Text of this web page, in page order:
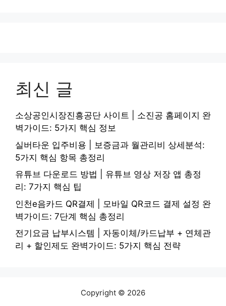
최신 글
소상공인시장진흥공단 사이트 | 소진공 홈페이지 완
벽가이드: 5가지 핵심 정보
실버타운 입주비용 | 보증금과 월관리비 상세분석:
5가지 핵심 항목 총정리
유튜브 다운로드 방법 | 유튜브 영상 저장 앱 총정
리: 7가지 핵심 팁
인천e음카드 QR결제 | 모바일 QR코드 결제 설정 완
벽가이드: 7단계 핵심 총정리
전기요금 납부시스템 | 자동이체/카드납부 + 연체관
리 + 할인제도 완벽가이드: 5가지 핵심 전략
Copyright © 2026